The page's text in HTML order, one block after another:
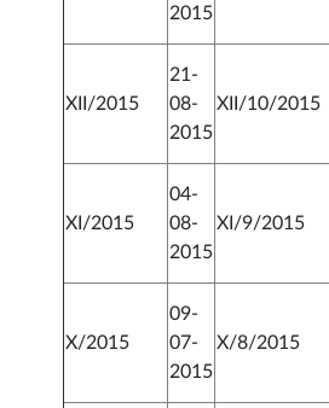
2015
XII/2015
21-
08-
2015
XII/10/2015
XI/2015
04-
08-
2015
XI/9/2015
X/2015
09-
07-
2015
X/8/2015